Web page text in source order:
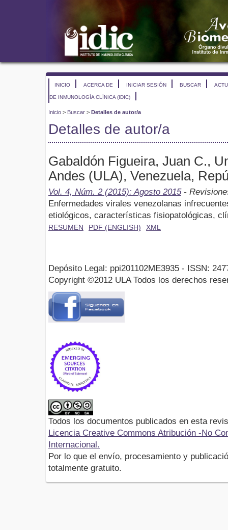
INICIO ACERCA DE INICIAR SESIÓN BUSCAR
DE INMUNOLOGÍA CLÍNICA (IDIC)
Inicio > Buscar > Detalles de autor/a
Detalles de autor/a
Gabaldón Figueira, Juan C.,
Andes (ULA), Venezuela,
Vol. 4, Núm. 2 (2015): Agosto 2015-
Enfermedades virales venezolanas
etiológicos, características fisiopatológicas,
RESUMEN PDF (ENGLISH) XML
Depósito Legal: ppi201102ME3935 - ISSN:
Copyright ©2012 ULA Todos los derechos
Todos los documentos publicados en esta
Licencia Creative Commons Atribución -No
Internacional.
Por lo que el envío, procesamiento y
totalmente gratuito.